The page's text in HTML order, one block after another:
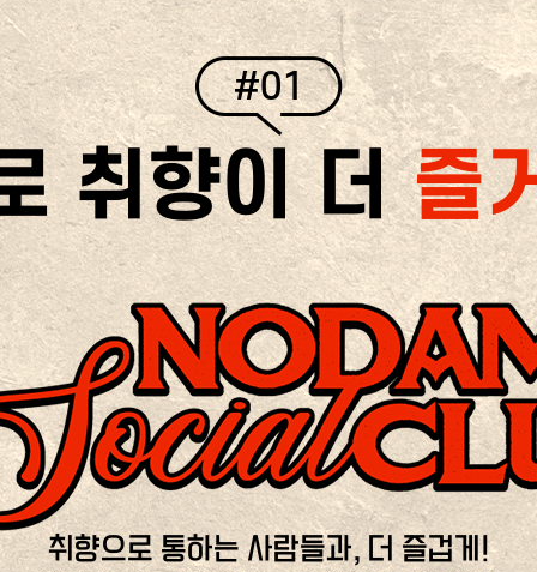
#01
취향이 더즐
취향으로 통하는 사람들과, 더 즐겁게!